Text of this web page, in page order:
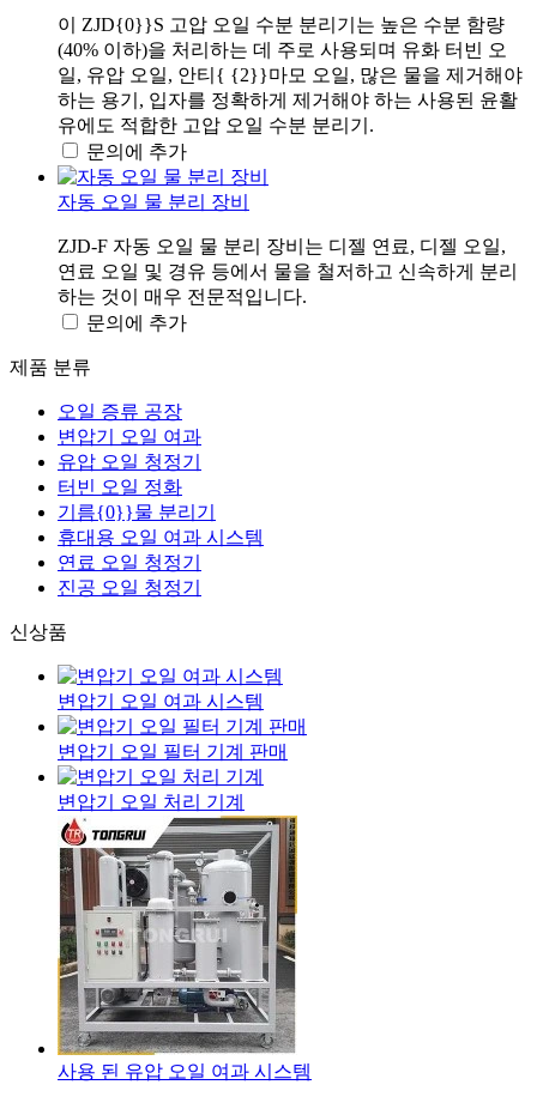
이 ZJD{0}}S 고압 오일 수분 분리기는 높은 수분 함량
(40% 이하)을 처리하는 데 주로 사용되며 유화 터빈 오
일, 유압 오일, 안티{ {2}}마모 오일, 많은 물을 제거해야
하는 용기, 입자를 정확하게 제거해야 하는 사용된 윤활
유에도 적합한 고압 오일 수분 분리기.
문의에 추가
자동 오일 물 분리 장비
ZJD-F 자동 오일 물 분리 장비는 디젤 연료, 디젤 오일,
연료 오일 및 경유 등에서 물을 철저하고 신속하게 분리
하는 것이 매우 전문적입니다.
문의에 추가
제품 분류
오일 증류 공장
변압기 오일 여과
유압 오일 청정기
터빈 오일 정화
기름{0}}물 분리기
휴대용 오일 여과 시스템
연료 오일 청정기
진공 오일 청정기
신상품
변압기 오일 여과 시스템
변압기 오일 필터 기계 판매
변압기 오일 처리 기계
사용 된 유압 오일 여과 시스템